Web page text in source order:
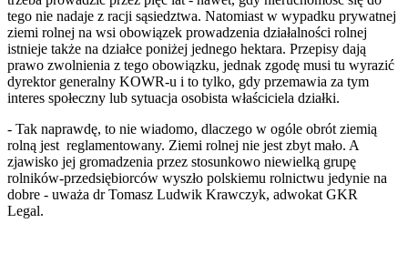
tego nie nadaje z racji sąsiedztwa. Natomiast w wypadku prywatnej
ziemi rolnej na wsi obowiązek prowadzenia działalności rolnej
istnieje także na działce poniżej jednego hektara. Przepisy dają
prawo zwolnienia z tego obowiązku, jednak zgodę musi tu wyrazić
dyrektor generalny KOWR-u i to tylko, gdy przemawia za tym
interes społeczny lub sytuacja osobista właściciela działki.
- Tak naprawdę, to nie wiadomo, dlaczego w ogóle obrót ziemią
rolną jest reglamentowany. Ziemi rolnej nie jest zbyt mało. A
zjawisko jej gromadzenia przez stosunkowo niewielką grupę
rolników-przedsiębiorców wyszło polskiemu rolnictwu jedynie na
dobre - uważa dr Tomasz Ludwik Krawczyk, adwokat GKR
Legal.